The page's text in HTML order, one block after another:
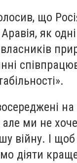
що
як одні
на
але ми не
війну. І
діяти